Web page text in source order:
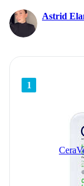
Astrid
1